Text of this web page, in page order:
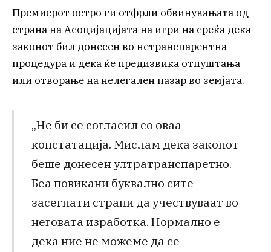
Премиерот остро ги отфрли обвинувањата од
страна на Асоцијацијата на игри на среќа дека
законот бил донесен во нетранспарентна
процедура и дека ќе предизвика отпуштања
или отворање на нелегален пазар во земјата.
„Не би се согласил со оваа
констатација. Мислам дека законот
беше донесен ултратранспаретно.
Беа повикани буквално сите
засегнати страни да учествуваат во
неговата изработка. Нормално е
дека ние не можеме да се